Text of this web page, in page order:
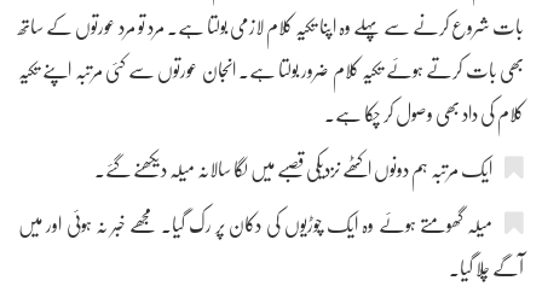
بات شروع کرنے سے پہلے وہ اپنا تکیہ کلام لازمی بولتا ہے۔ مرد تو مرد عورتوں کے ساتھ
بھی بات کرتے ہوئے تکیہ کلام ضرور بولتا ہے۔ انجان عورتوں سے کئی مرتبہ اپنے تکیہ
کلام کی داد بھی وصول کر چکا ہے۔
ایک مرتبہ ہم دونوں اکٹھے نزدیکی قصبے میں لگا سالانہ میلہ دیکھنے گئے۔
میلہ گھومتے ہوئے وہ ایک چوڑیوں کی دکان پر رک گیا۔ مجھے خبر نہ ہوئی اور میں
آگے چلا گیا۔